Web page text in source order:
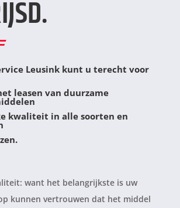
Leusink kunt u terecht voor
leasen van duurzame
kwaliteit in alle soorten en
want het belangrijkste is uw
kunnen vertrouwen dat het middel